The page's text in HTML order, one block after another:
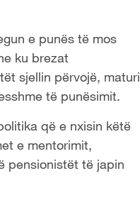
e punës të mos
ku brezat
sjellin përvojë, maturi
të punësimit.
që e nxisin këtë
e mentorimit,
pensionistët të japin